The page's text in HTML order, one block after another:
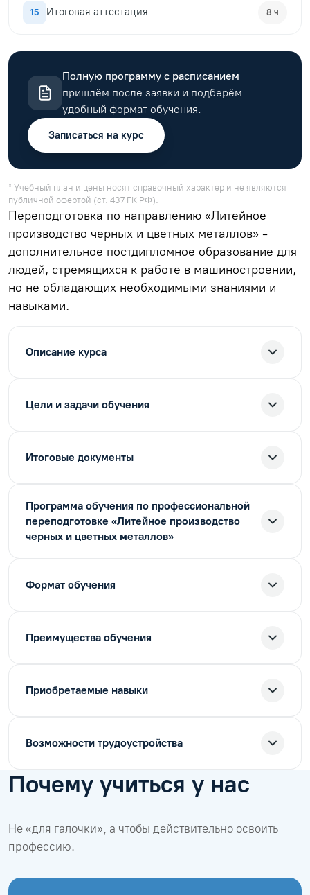
15 Итоговая аттестация 8 ч
Полную программу с расписанием
пришлём после заявки и подберём
удобный формат обучения.
Записаться на курс
* Учебный план и цены носят справочный характер и не являются
публичной офертой (ст. 437 ГК РФ).
Переподготовка по направлению «Литейное
производство черных и цветных металлов» -
дополнительное постдипломное образование для
людей, стремящихся к работе в машиностроении,
но не обладающих необходимыми знаниями и
навыками.
Описание курса
Цели и задачи обучения
Итоговые документы
Программа обучения по профессиональной
переподготовке «Литейное производство
черных и цветных металлов»
Формат обучения
Преимущества обучения
Приобретаемые навыки
Возможности трудоустройства
Почему учиться у нас
Не «для галочки», а чтобы действительно освоить
профессию.